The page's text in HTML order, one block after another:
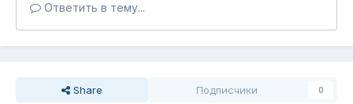
Ответить в тему...
Share Подписчики 0